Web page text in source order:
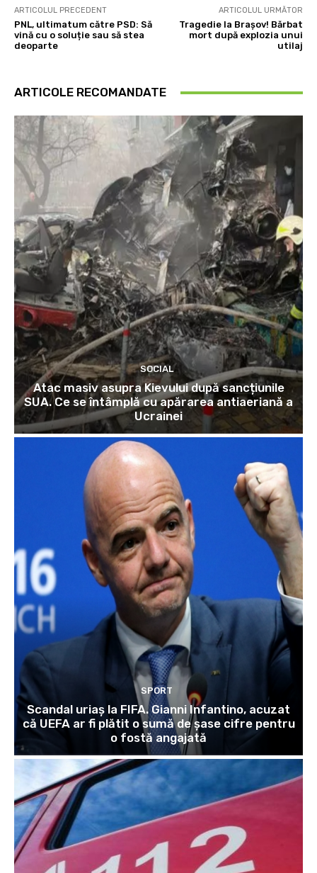
ARTICOLUL PRECEDENT
PNL, ultimatum către PSD: Să
vină cu o soluție sau să stea
deoparte
ARTICOLUL URMĂTOR
Tragedie la Brașov! Bărbat
mort după explozia unui
utilaj
ARTICOLE RECOMANDATE
SOCIAL
Atac masiv asupra Kievului după sancțiunile
SUA. Ce se întâmplă cu apărarea antiaeriană a
Ucrainei
SPORT
Scandal uriaș la FIFA. Gianni Infantino, acuzat
că UEFA ar fi plătit o sumă de șase cifre pentru
o fostă angajată